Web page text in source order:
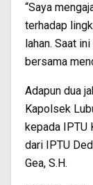
“Saya
terhadap
lahan. Saat
bersama
Adapun dua
Kapolsek
kepada IPTU
dari IPTU
Gea, S.H.